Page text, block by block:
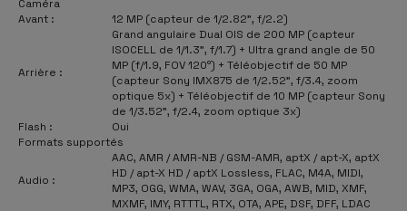
Caméra
Avant :
12 MP (capteur de 1/2.82", f/2.2)
Arrière :
Grand angulaire Dual OIS de 200 MP (capteur
ISOCELL de 1/1.3", f/1.7) + Ultra grand angle de 50
MP (f/1.9, FOV 120°) + Téléobjectif de 50 MP
(capteur Sony IMX875 de 1/2.52", f/3.4, zoom
optique 5x) + Téléobjectif de 10 MP (capteur Sony
de 1/3.52", f/2.4, zoom optique 3x)
Flash :
Oui
Formats supportés
Audio :
AAC, AMR / AMR-NB / GSM-AMR, aptX / apt-X, aptX
HD / apt-X HD / aptX Lossless, FLAC, M4A, MIDI,
MP3, OGG, WMA, WAV, 3GA, OGA, AWB, MID, XMF,
MXMF, IMY, RTTTL, RTX, OTA, APE, DSF, DFF, LDAC